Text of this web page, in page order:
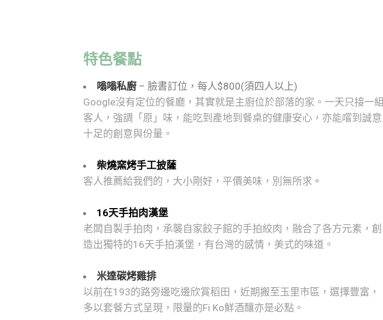
特色餐點
嗡嗡私廚 – 臉書訂位，每人$800(須四人以上)
Google沒有定位的餐廳，其實就是主廚位於部落的家。一天只接一組
客人， 強調「原」味，能吃到產地到餐桌的健康安心，亦能嚐到誠意
十足的創意與份量。
柴燒窯烤手工披薩
客人推薦給我們的，大小剛好，平價美味，別無所求 。
16天手拍肉漢堡
老闆自製手拍肉，承襲自家餃子館的手拍絞肉，融合了各方元素，創
造出獨特的16天手拍漢堡，有台灣的感情，美式的味道。
米達碳烤雞排
以前在193的路旁邊吃邊欣賞稻田，近期搬至玉里市區，選擇豐富，
多以套餐方式呈現，限量的Fi Ko鮮酒釀亦是必點。